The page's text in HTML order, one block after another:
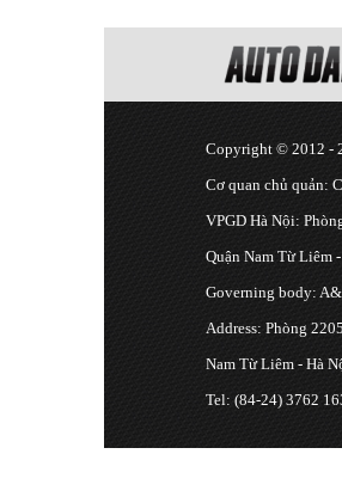
Copyright © 2012 -
Cơ quan chủ quản:
VPGD Hà Nội:
Quận Nam Từ Liêm
Governing body:
Address: Phòng
Nam Từ Liêm - Hà
Tel: (84-24) 3762